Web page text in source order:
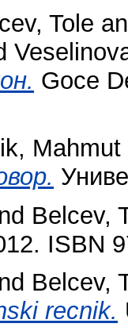
Tole
Goce
Mahmut
Belcev,
ISBN
Belcev,
recnik.